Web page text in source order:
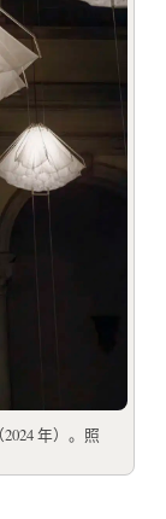
年）。照